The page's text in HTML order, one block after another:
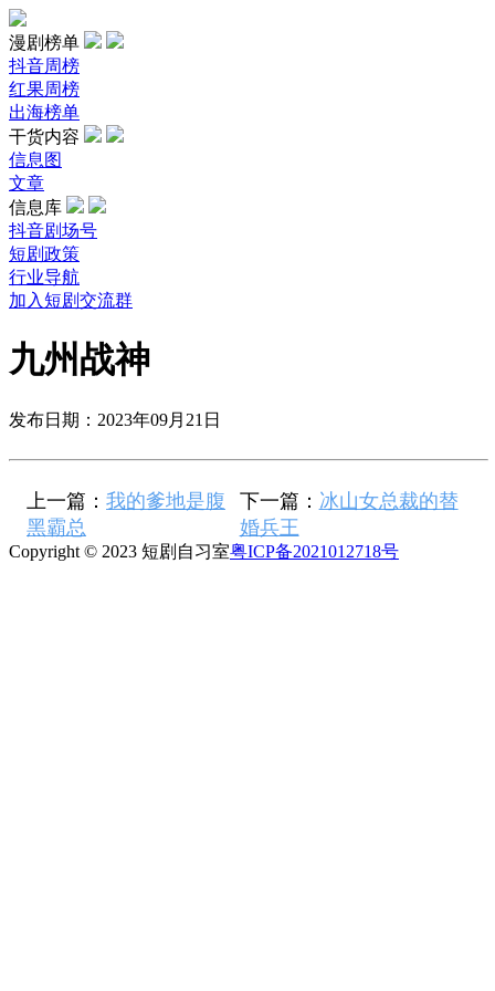
漫剧榜单
抖音周榜
红果周榜
出海榜单
干货内容
信息图
文章
信息库
抖音剧场号
短剧政策
行业导航
加入短剧交流群
九州战神
发布日期：2023年09月21日
上一篇： 我的爹地是腹
黑霸总
下一篇： 冰山女总裁的替
婚兵王
Copyright © 2023 短剧自习室粤ICP备2021012718号